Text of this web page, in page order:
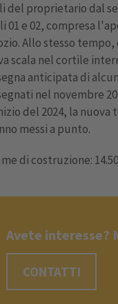
del proprietario dal
01 e 02, compresa
Allo stesso
scala nel cortile
anticipata di
nel novembre
del 2024, la
messi a punto.
di costruzione:
Avete
CONTATTI